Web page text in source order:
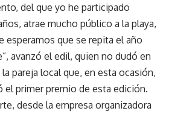
del que yo he participado
atrae mucho público a la playa,
esperamos que se repita el año
avanzó el edil, quien no dudó en
pareja local que, en esta ocasión,
el primer premio de esta edición.
desde la empresa organizadora